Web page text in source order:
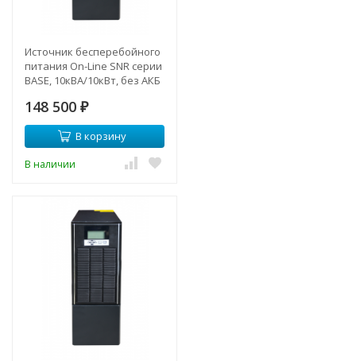
Источник бесперебойного
питания On-Line SNR серии
BASE, 10кВА/10кВт, без АКБ
148 500 ₽
В корзину
В наличии